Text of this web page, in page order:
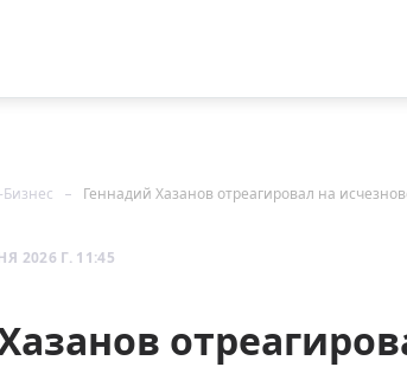
Геннадий Хазанов отреагировал на
2026 Г. 11:45